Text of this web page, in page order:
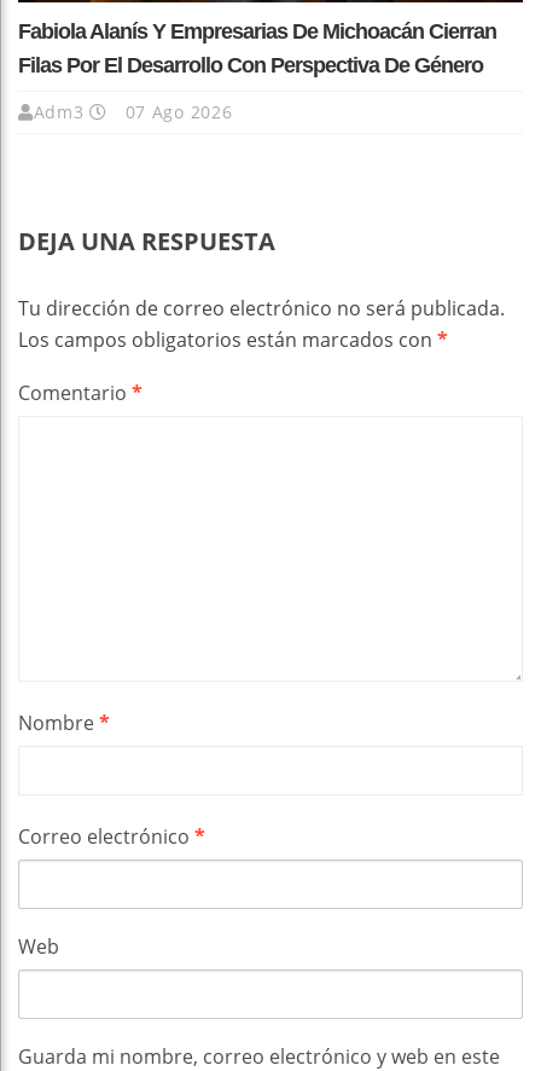
Fabiola Alanís Y Empresarias De Michoacán Cierran
Filas Por El Desarrollo Con Perspectiva De Género
Adm3 07 Ago 2026
DEJA UNA RESPUESTA
Tu dirección de correo electrónico no será publicada.
Los campos obligatorios están marcados con *
Comentario *
Nombre*
Correo electrónico *
Web
Guarda mi nombre, correo electrónico y web en este